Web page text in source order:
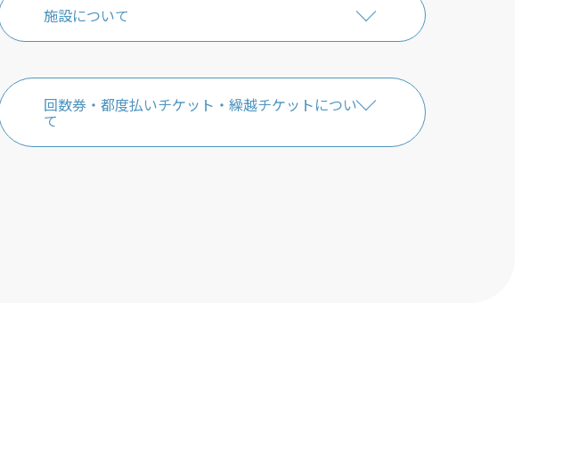
施設について
回数券・都度払いチケット・繰越チケットについ
て